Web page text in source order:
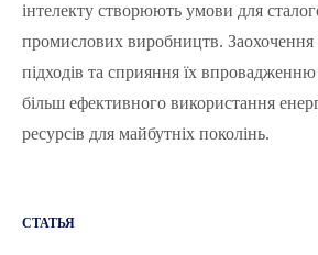
інтелекту створюють умови для
промислових виробництв. Заохочення
підходів та сприяння їх
більш ефективного використання
ресурсів для майбутніх поколінь.
СТАТЬЯ